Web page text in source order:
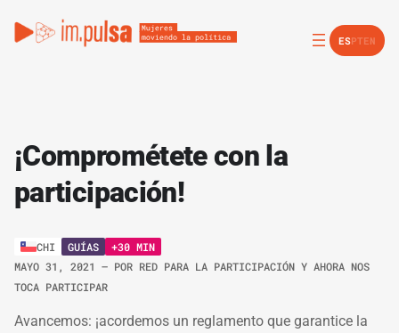
ESPTEN
¡Comprométete con la
participación!
CHI GUÍAS
+30 MIN
MAYO 31, 2021 – POR RED PARA LA PARTICIPACIÓN Y AHORA NOS
TOCA PARTICIPAR
Avancemos: ¡acordemos un reglamento que garantice la